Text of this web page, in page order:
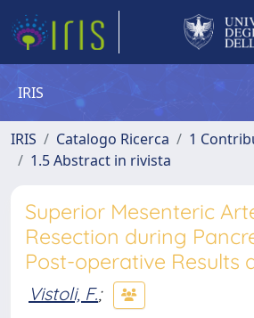
IRIS
IRIS Catalogo Ricerca
1
1.5 Abstract in rivista
Superior Mesenteric
Resection during
Post-operative Results
Vistoli, F.;